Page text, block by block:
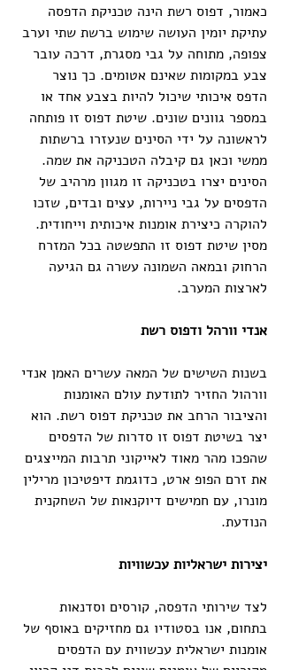
כאמור, דפוס רשת הינה טכניקת הדפסה
עתיקת יומין העושה שימוש ברשת שתי וערב
צפופה, מתוחה על גבי מסגרת, דרכה עובר
צבע במקומות שאינם אטומים. כך נוצר
הדפס איכותי שיכול להיות בצבע אחד או
במספר גוונים שונים. שיטת דפוס זו פותחה
לראשונה על ידי הסינים שנעזרו ברשתות
ממשי וכאן גם קיבלה הטכניקה את שמה.
הסינים יצרו בטכניקה זו מגוון מרהיב של
הדפסים על גבי ניירות, עצים ובדים, שזכו
להוקרה כיצירת אומנות איכותית וייחודית.
מסין שיטת דפוס זו התפשטה בכל המזרח
הרחוק ובמאה השמונה עשרה גם הגיעה
לארצות המערב.
אנדי וורהל ודפוס רשת
בשנות השישים של המאה עשרים האמן אנדי
וורהול החזיר לתודעת עולם האומנות
והציבור הרחב את טכניקת דפוס רשת. הוא
יצר בשיטת דפוס זו סדרות של הדפסים
שהפכו מהר מאוד לאייקוני תרבות המייצגים
את זרם הפופ ארט, כדוגמת דיפטיכון מרילין
מונרו, עם חמישים דיוקנאות של השחקנית
הנודעת.
יצירות ישראליות עכשוויות
לצד שירותי הדפסה, קורסים וסדנאות
בתחום, אנו בסטודיו גם מחזיקים באוסף של
אומנות ישראלית עכשווית עם הדפסים